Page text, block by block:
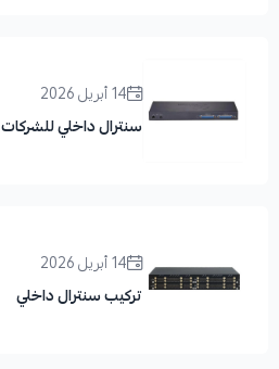
14 أبريل 2026
سنترال داخلي للشركات
14 أبريل 2026
تركيب سنترال داخلي